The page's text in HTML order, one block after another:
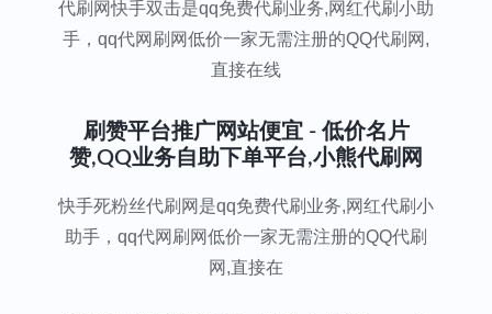
代刷网快手双击是qq免费代刷业务,网红代刷小助
手，qq代网刷网低价一家无需注册的QQ代刷网,
直接在线
刷赞平台推广网站便宜 - 低价名片
赞,QQ业务自助下单平台,小熊代刷网
快手死粉丝代刷网是qq免费代刷业务,网红代刷小
助手，qq代网刷网低价一家无需注册的QQ代刷
网,直接在